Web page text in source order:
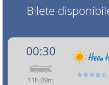
Bilete
00:30
11h 09m